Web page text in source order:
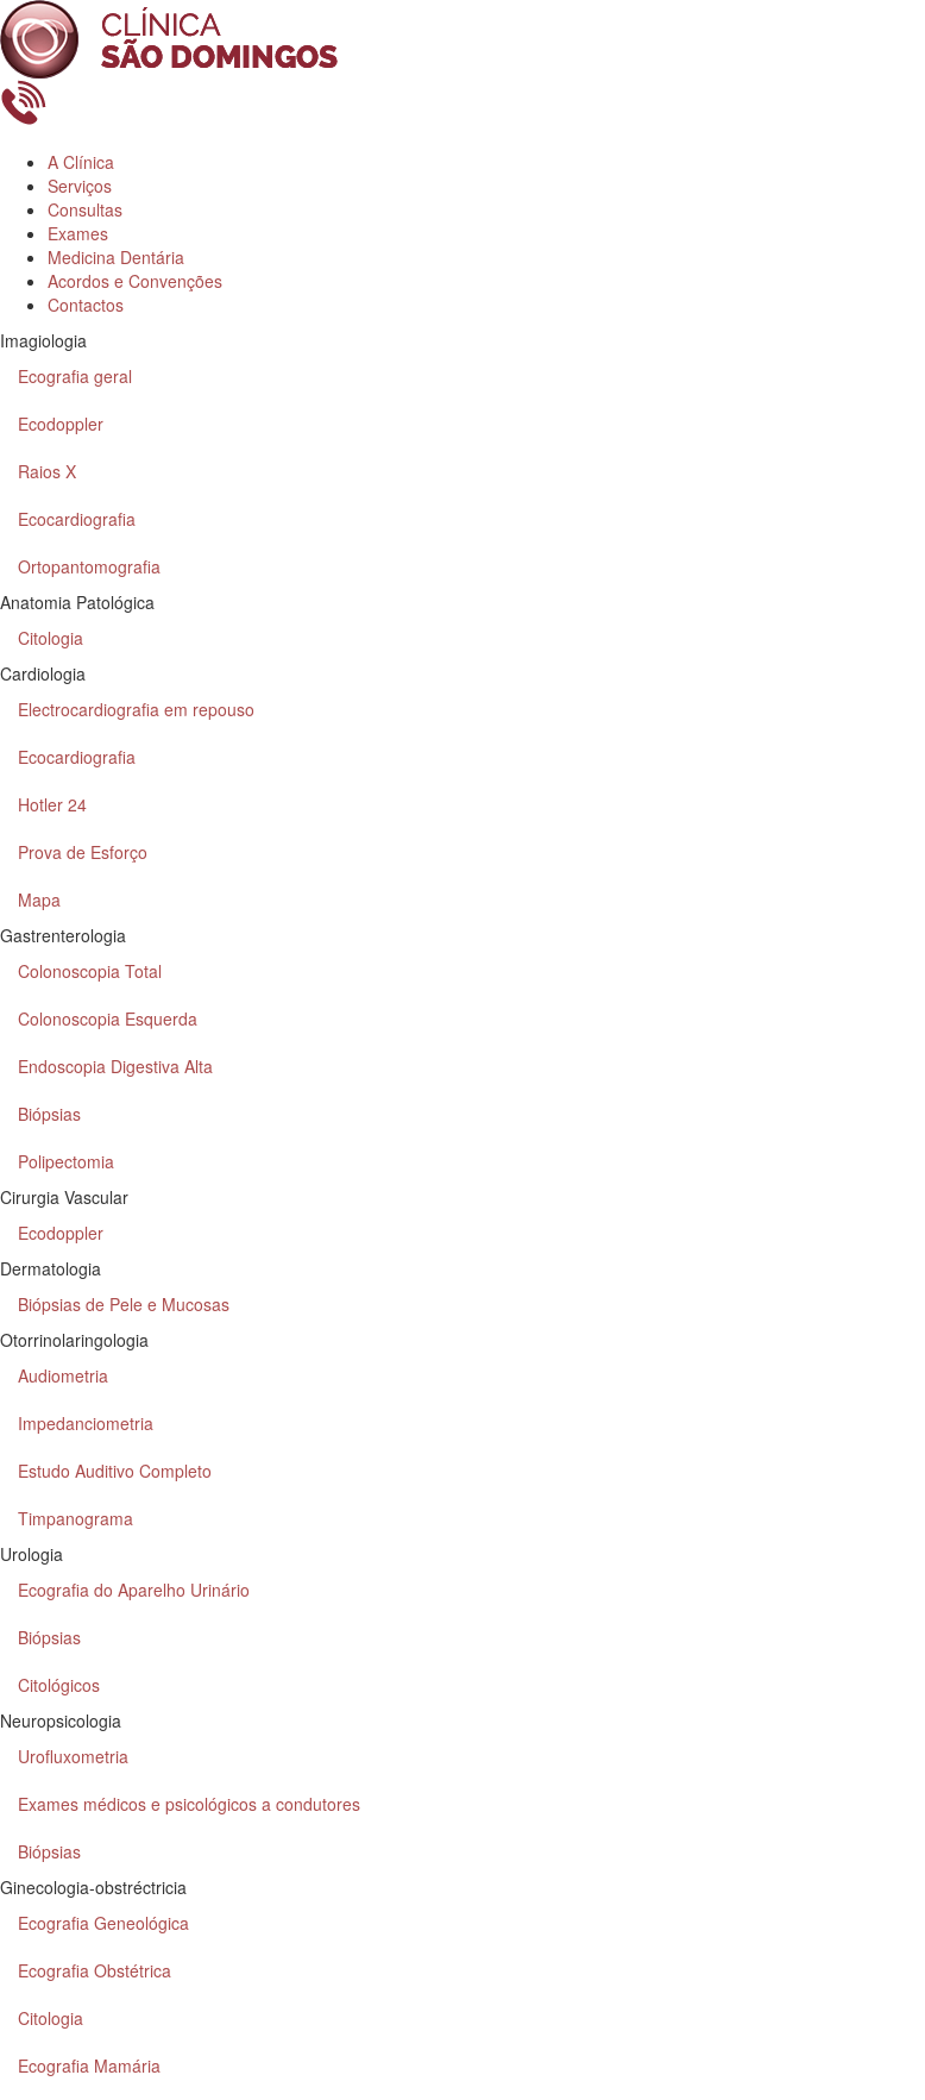
A Clínica
Serviços
Consultas
Exames
Medicina Dentária
Acordos e Convenções
Contactos
Imagiologia
Ecografia geral
Ecodoppler
Raios X
Ecocardiografia
Ortopantomografia
Anatomia Patológica
Citologia
Cardiologia
Electrocardiografia em repouso
Ecocardiografia
Hotler 24
Prova de Esforço
Mapa
Gastrenterologia
Colonoscopia Total
Colonoscopia Esquerda
Endoscopia Digestiva Alta
Biópsias
Polipectomia
Cirurgia Vascular
Ecodoppler
Dermatologia
Biópsias de Pele e Mucosas
Otorrinolaringologia
Audiometria
Impedanciometria
Estudo Auditivo Completo
Timpanograma
Urologia
Ecografia do Aparelho Urinário
Biópsias
Citológicos
Neuropsicologia
Urofluxometria
Exames médicos e psicológicos a condutores
Biópsias
Ginecologia-obstréctricia
Ecografia Geneológica
Ecografia Obstétrica
Citologia
Ecografia Mamária